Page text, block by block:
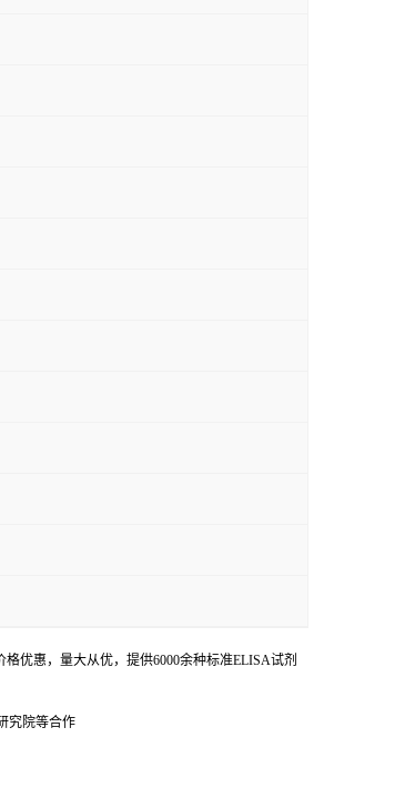
优惠，量大从优，提供6000余种标准ELISA试剂
究院等合作